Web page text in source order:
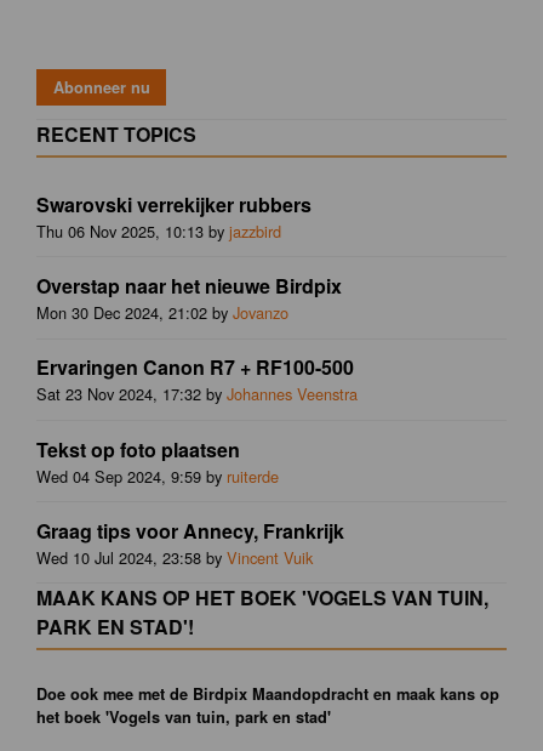
RECENT TOPICS
Swarovski verrekijker rubbers
Thu 06 Nov 2025, 10:13 by jazzbird
Overstap naar het nieuwe Birdpix
Mon 30 Dec 2024, 21:02 by Jovanzo
Ervaringen Canon R7 + RF100-500
Sat 23 Nov 2024, 17:32 by Johannes Veenstra
Tekst op foto plaatsen
Wed 04 Sep 2024, 9:59 by ruiterde
Graag tips voor Annecy, Frankrijk
Wed 10 Jul 2024, 23:58 by Vincent Vuik
MAAK KANS OP HET BOEK 'VOGELS VAN TUIN,
PARK EN STAD'!
Doe ook mee met de Birdpix Maandopdracht en maak kans op
het boek 'Vogels van tuin, park en stad'